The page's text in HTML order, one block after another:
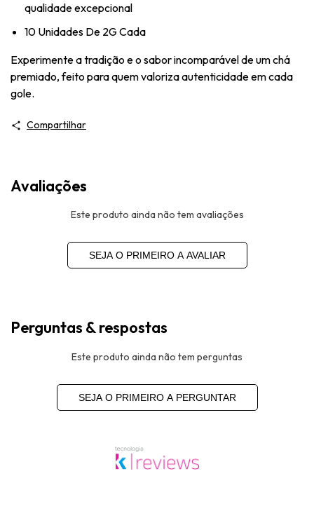
qualidade excepcional
10 Unidades De 2G Cada
Experimente a tradição e o sabor incomparável de um chá
premiado, feito para quem valoriza autenticidade em cada
gole.
Compartilhar
Avaliações
Este produto ainda não tem avaliações
SEJA O PRIMEIRO A AVALIAR
Perguntas & respostas
Este produto ainda não tem perguntas
SEJA O PRIMEIRO A PERGUNTAR